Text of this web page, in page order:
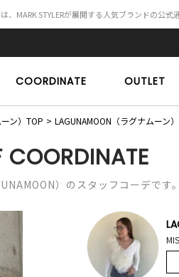
MARK STYLERが展開する人気ブランドの公式
COORDINATE OUTLET
ン）TOP LAGUNAMOON（ラグナムーン
COORDINATE
）のスタッフコーデです。